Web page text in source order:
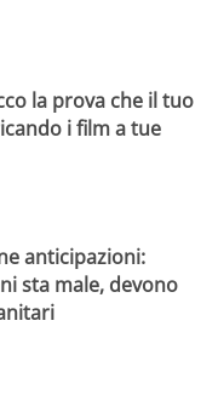
la prova che il tuo
i film a tue
anticipazioni:
sta male, devono